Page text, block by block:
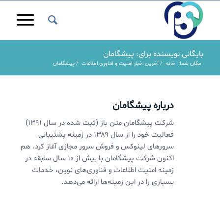
بایگانی نویسنده برای: پیشگامان
مکان شما: خانه / آخرین اخبار امنیت و فناوری اطلاعات / پیشگامان
دربارهپیشگامان
شرکت پیشگامان متن باز (ثبت شده در سال ۱۳۹۱)
فعالیت خود را از سال ۱۳۸۹ در زمینه پشتیبانی
سرورهای لینوکس و فروش سرور مجازی آغاز کرد. هم
اکنون شرکت پیشگامان با بیش از ۱۰ سال سابقه در
زمینه امنیت اطلاعات و فناوری‌های نوین،‌ خدمات
بسیاری را در این زمینه‌ها ارائه می‌دهد.